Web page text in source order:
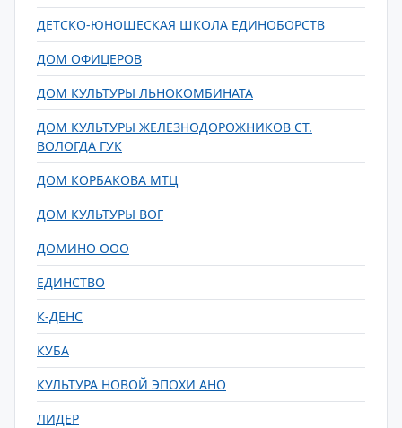
ДЕТСКО-ЮНОШЕСКАЯ ШКОЛА ЕДИНОБОРСТВ
ДОМ ОФИЦЕРОВ
ДОМ КУЛЬТУРЫ ЛЬНОКОМБИНАТА
ДОМ КУЛЬТУРЫ ЖЕЛЕЗНОДОРОЖНИКОВ СТ.
ВОЛОГДА ГУК
ДОМ КОРБАКОВА МТЦ
ДОМ КУЛЬТУРЫ ВОГ
ДОМИНО ООО
ЕДИНСТВО
К-ДЕНС
КУБА
КУЛЬТУРА НОВОЙ ЭПОХИ АНО
ЛИДЕР